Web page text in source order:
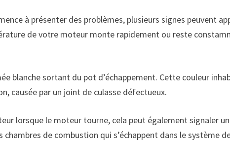
à présenter des problèmes, plusieurs signes peuvent
de votre moteur monte rapidement ou reste
blanche sortant du pot d’échappement. Cette couleur
causée par un joint de culasse défectueux.
lorsque le moteur tourne, cela peut également signaler
de combustion qui s’échappent dans le système